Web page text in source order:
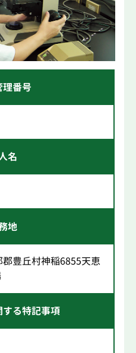
理番号
名
地
豊丘村神稲6855天恵
る特記事項